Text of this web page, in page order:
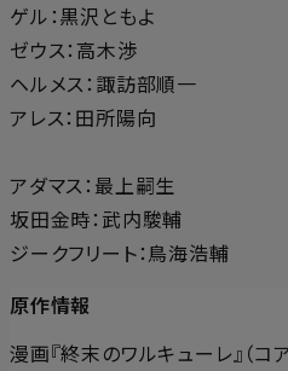
ゲル：黒沢ともよ
ゼウス：高木渉
ヘルメス：諏訪部順一
アレス：田所陽向
アダマス：最上嗣生
坂田金時：武内駿輔
ジークフリート：鳥海浩輔
原作情報
漫画『終末のワルキューレ』（コ